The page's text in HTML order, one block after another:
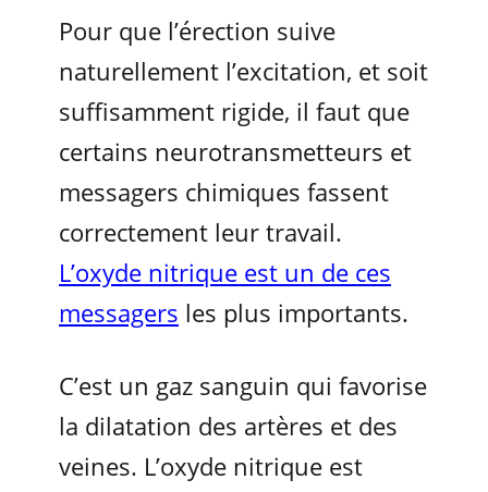
Pour que l’érection suive
naturellement l’excitation, et soit
suffisamment rigide, il faut que
certains neurotransmetteurs et
messagers chimiques fassent
correctement leur travail.
L’oxyde nitrique est un de ces
messagers les plus importants.
C’est un gaz sanguin qui favorise
la dilatation des artères et des
veines. L’oxyde nitrique est